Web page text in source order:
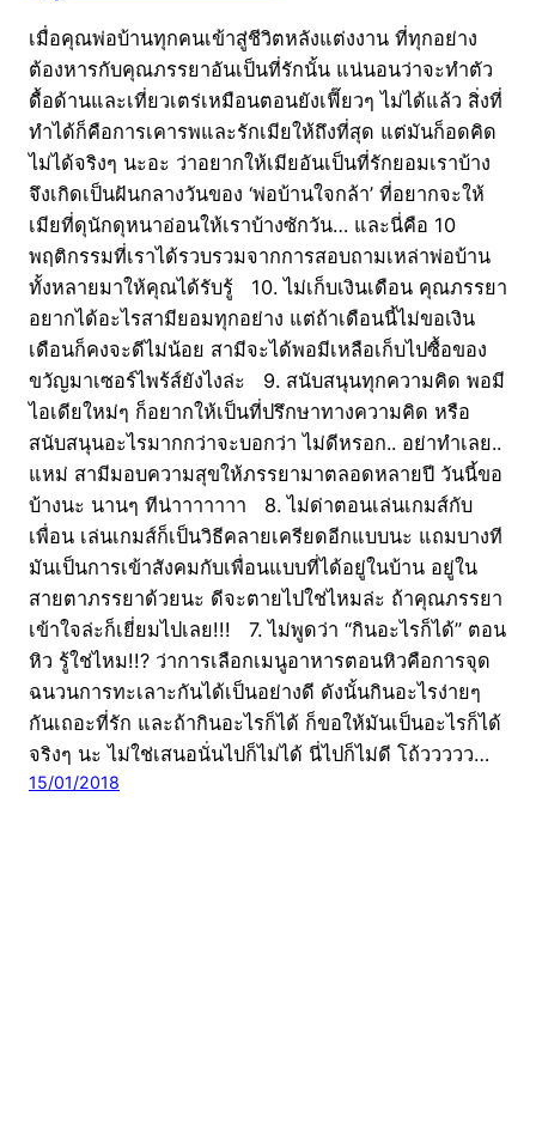
เมื่อคุณพ่อบ้านทุกคนเข้าสู่ชีวิตหลังแต่งงาน ที่ทุกอย่าง
ต้องหารกับคุณภรรยาอันเป็นที่รักนั้น แน่นอนว่าจะทำตัว
ดื้อด้านและเที่ยวเตร่เหมือนตอนยังเฟี๊ยวๆ ไม่ได้แล้ว สิ่งที่
ทำได้ก็คือการเคารพและรักเมียให้ถึงที่สุด แต่มันก็อดคิด
ไม่ได้จริงๆ นะอะ ว่าอยากให้เมียอันเป็นที่รักยอมเราบ้าง
จึงเกิดเป็นฝันกลางวันของ ‘พ่อบ้านใจกล้า’ ที่อยากจะให้
เมียที่ดุนักดุหนาอ่อนให้เราบ้างซักวัน… และนี่คือ 10
พฤติกรรมที่เราได้รวบรวมจากการสอบถามเหล่าพ่อบ้าน
ทั้งหลายมาให้คุณได้รับรู้ 10. ไม่เก็บเงินเดือน คุณภรรยา
อยากได้อะไรสามียอมทุกอย่าง แต่ถ้าเดือนนี้ไม่ขอเงิน
เดือนก็คงจะดีไม่น้อย สามีจะได้พอมีเหลือเก็บไปซื้อของ
ขวัญมาเซอร์ไพร้ส์ยังไงล่ะ 9. สนับสนุนทุกความคิด พอมี
ไอเดียใหม่ๆ ก็อยากให้เป็นที่ปรึกษาทางความคิด หรือ
สนับสนุนอะไรมากกว่าจะบอกว่า ไม่ดีหรอก.. อย่าทำเลย..
แหม่ สามีมอบความสุขให้ภรรยามาตลอดหลายปี วันนี้ขอ
บ้างนะ นานๆ ทีน่าาาาาาา 8. ไม่ด่าตอนเล่นเกมส์กับ
เพื่อน เล่นเกมส์ก็เป็นวิธีคลายเครียดอีกแบบนะ แถมบางที
มันเป็นการเข้าสังคมกับเพื่อนแบบที่ได้อยู่ในบ้าน อยู่ใน
สายตาภรรยาด้วยนะ ดีจะตายไปใช่ไหมล่ะ ถ้าคุณภรรยา
เข้าใจล่ะก็เยี่ยมไปเลย!!! 7. ไม่พูดว่า “กินอะไรก็ได้” ตอน
หิว รู้ใช่ไหม!!? ว่าการเลือกเมนูอาหารตอนหิวคือการจุด
ฉนวนการทะเลาะกันได้เป็นอย่างดี ดังนั้นกินอะไรง่ายๆ
กันเถอะที่รัก และถ้ากินอะไรก็ได้ ก็ขอให้มันเป็นอะไรก็ได้
จริงๆ นะ ไม่ใช่เสนอนั่นไปก็ไม่ได้ นี่ไปก็ไม่ดี โถ้ววววว…
15/01/2018